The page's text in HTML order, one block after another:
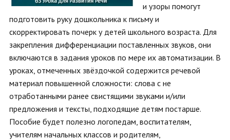
и узоры помогут
подготовить руку дошкольника к письму и
скорректировать почерк у детей школьного возраста. Для
закрепления дифференциации поставленных звуков, они
включаются в задания уроков по мере их автоматизации. В
уроках, отмеченных звёздочкой содержится речевой
материал повышенной сложности: слова с не
отработанными ранее свистящими звуками и/или
предложения и тексты, подходящие детям постарше.
Пособие будет полезно логопедам, воспитателям,
учителям начальных классов и родителям,